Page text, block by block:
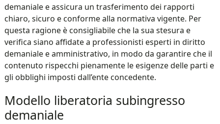
demaniale e assicura un trasferimento dei rapporti
chiaro, sicuro e conforme alla normativa vigente. Per
questa ragione è consigliabile che la sua stesura e
verifica siano affidate a professionisti esperti in diritto
demaniale e amministrativo, in modo da garantire che il
contenuto rispecchi pienamente le esigenze delle parti e
gli obblighi imposti dall’ente concedente.
Modello liberatoria subingresso
demaniale​